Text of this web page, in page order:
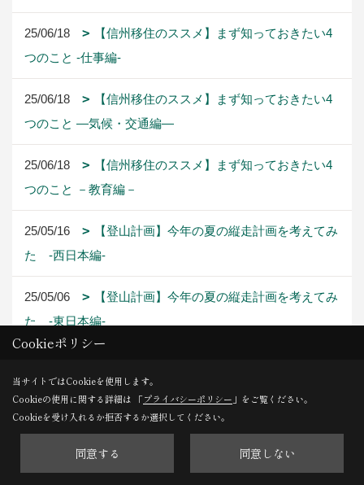
25/06/18
【信州移住のススメ】まず知っておきたい4
つのこと -仕事編-
25/06/18
【信州移住のススメ】まず知っておきたい4
つのこと ―気候・交通編―
25/06/18
【信州移住のススメ】まず知っておきたい4
つのこと －教育編－
25/05/16
【登山計画】今年の夏の縦走計画を考えてみ
た -西日本編-
25/05/06
【登山計画】今年の夏の縦走計画を考えてみ
た -東日本編-
た -北・南アルプス編-
1ページ （全42ページ中）
Cookieポリシー
当サイトではCookieを使用します。
Cookieの使用に関する詳細は 「プライバシーポリシー 」をご覧ください。
Cookieを受け入れるか拒否するか選択してください。
同意する 同意しない